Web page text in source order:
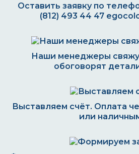
Оставить заявку по
(812) 493 44 47
Наши менеджеры
обоговорят
Выставляем счёт. Оплата
или